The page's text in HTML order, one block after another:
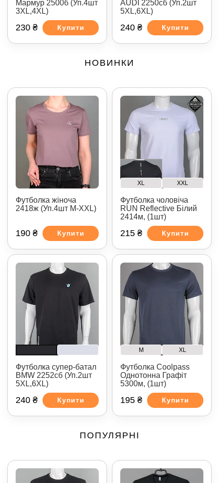
Мармур 2500б (Уп.4шт
3XL,4XL)
230 ₴ Купити
AUDI 2250сб (Уп.2шт
5XL,6XL)
240 ₴ Купити
НОВИНКИ
Футболка жіноча
2418ж (Уп.4шт M-XXL)
190 ₴ Купити
XL XXL
Футболка чоловіча
RUN Reflective Білий
2414м, (1шт)
215 ₴ Купити
Футболка супер-батал
BMW 2252сб (Уп.2шт
5XL,6XL)
240 ₴ Купити
M XL
Футболка Coolpass
Однотонна Графіт
5300м, (1шт)
195 ₴ Купити
ПОПУЛЯРНІ